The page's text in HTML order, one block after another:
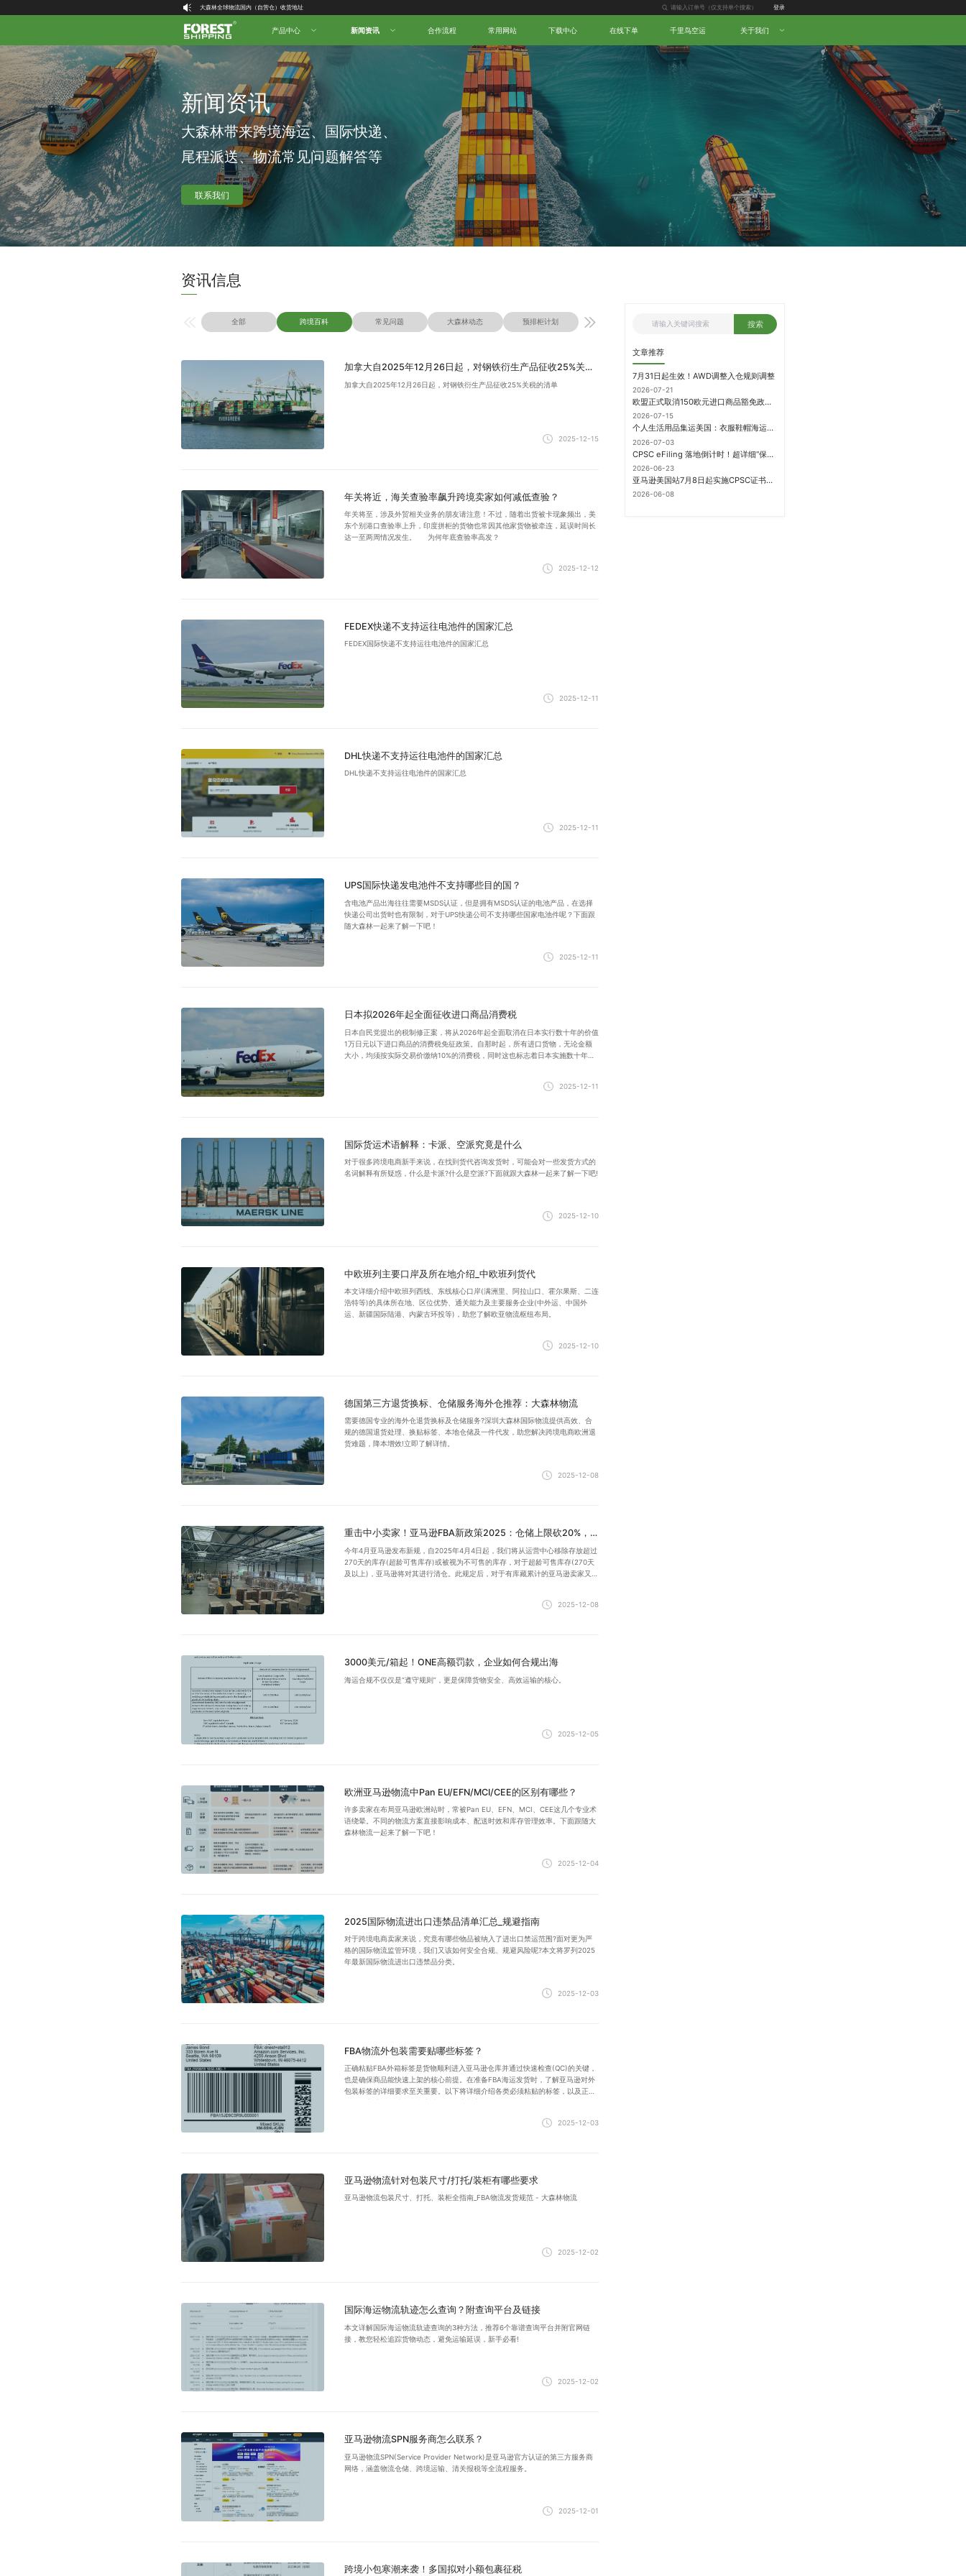
大森林全球物流国内（自营仓）收货地址
大森林16周年庆福利就位，超多好礼等你拿！
登录
产品中心 新闻资讯 合作流程 常用网站 下载中心 在线下单 千里鸟空运 关于我们
新闻资讯
大森林带来跨境海运、国际快递、
尾程派送、物流常见问题解答等
联系我们
资讯信息
全部 跨境百科 常见问题 大森林动态 预排柜计划
加拿大自2025年12月26日起，对钢铁衍生产品征收25%关税的清单
加拿大自2025年12月26日起，对钢铁衍生产品征收25%关税的清单
2025-12-15
年关将近，海关查验率飙升跨境卖家如何减低查验？
年关将至，涉及外贸相关业务的朋友请注意！不过，随着出货被卡现象频出，美
东个别港口查验率上升，印度拼柜的货物也常因其他家货物被牵连，延误时间长
达一至两周情况发生。 为何年底查验率高发？
2025-12-12
FEDEX快递不支持运往电池件的国家汇总
FEDEX国际快递不支持运往电池件的国家汇总
2025-12-11
DHL快递不支持运往电池件的国家汇总
DHL快递不支持运往电池件的国家汇总
2025-12-11
UPS国际快递发电池件不支持哪些目的国？
含电池产品出海往往需要MSDS认证，但是拥有MSDS认证的电池产品，在选择
快递公司出货时也有限制，对于UPS快递公司不支持哪些国家电池件呢？下面跟
随大森林一起来了解一下吧！
2025-12-11
日本拟2026年起全面征收进口商品消费税
日本自民党提出的税制修正案，将从2026年起全面取消在日本实行数十年的价值
1万日元以下进口商品的消费税免征政策。自那时起，所有进口货物，无论金额
大小，均须按实际交易价缴纳10%的消费税，同时这也标志着日本实施数十年的
2025-12-11
国际货运术语解释：卡派、空派究竟是什么
对于很多跨境电商新手来说，在找到货代咨询发货时，可能会对一些发货方式的
名词解释有所疑惑，什么是卡派?什么是空派?下面就跟大森林一起来了解一下吧!
2025-12-10
中欧班列主要口岸及所在地介绍_中欧班列货代
本文详细介绍中欧班列西线、东线核心口岸(满洲里、阿拉山口、霍尔果斯、二连
浩特等)的具体所在地、区位优势、通关能力及主要服务企业(中外运、中国外
运、新疆国际陆港、内蒙古环投等)，助您了解欧亚物流枢纽布局。
2025-12-10
德国第三方退货换标、仓储服务海外仓推荐：大森林物流
需要德国专业的海外仓退货换标及仓储服务?深圳大森林国际物流提供高效、合
规的德国退货处理、换贴标签、本地仓储及一件代发，助您解决跨境电商欧洲退
货难题，降本增效!立即了解详情。
2025-12-08
重击中小卖家！亚马逊FBA新政策2025：仓储上限砍20%，突击清库存
今年4月亚马逊发布新规，自2025年4月4日起，我们将从运营中心移除存放超过
270天的库存(超龄可售库存)或被视为不可售的库存，对于超龄可售库存(270天
及以上)，亚马逊将对其进行清仓。此规定后，对于有库藏累计的亚马逊卖家又该
2025-12-08
3000美元/箱起！ONE高额罚款，企业如何合规出海
海运合规不仅仅是“遵守规则”，更是保障货物安全、高效运输的核心。
2025-12-05
欧洲亚马逊物流中Pan EU/EFN/MCI/CEE的区别有哪些？
许多卖家在布局亚马逊欧洲站时，常被Pan EU、EFN、MCI、CEE这几个专业术
语绕晕。不同的物流方案直接影响成本、配送时效和库存管理效率。下面跟随大
森林物流一起来了解一下吧！
2025-12-04
2025国际物流进出口违禁品清单汇总_规避指南
对于跨境电商卖家来说，究竟有哪些物品被纳入了进出口禁运范围?面对更为严
格的国际物流监管环境，我们又该如何安全合规、规避风险呢?本文将罗列2025
年最新国际物流进出口违禁品分类。
2025-12-03
FBA物流外包装需要贴哪些标签？
正确粘贴FBA外箱标签是货物顺利进入亚马逊仓库并通过快速检查(QC)的关键，
也是确保商品能快速上架的核心前提。在准备FBA海运发货时，了解亚马逊对外
包装标签的详细要求至关重要。以下将详细介绍各类必须粘贴的标签，以及正确
2025-12-03
亚马逊物流针对包装尺寸/打托/装柜有哪些要求
亚马逊物流包装尺寸、打托、装柜全指南_FBA物流发货规范 - 大森林物流
2025-12-02
国际海运物流轨迹怎么查询？附查询平台及链接
本文详解国际海运物流轨迹查询的3种方法，推荐6个靠谱查询平台并附官网链
接，教您轻松追踪货物动态，避免运输延误，新手必看!
2025-12-02
亚马逊物流SPN服务商怎么联系？
亚马逊物流SPN(Service Provider Network)是亚马逊官方认证的第三方服务商
网络，涵盖物流仓储、跨境运输、清关报税等全流程服务。
2025-12-01
跨境小包寒潮来袭！多国拟对小额包裹征税
搜索
文章推荐
7月31日起生效！AWD调整入仓规则调整
2026-07-21
欧盟正式取消150欧元进口商品豁免政策，每件加征3欧元进口关税
2026-07-15
个人生活用品集运美国：衣服鞋帽海运计费方式
2026-07-03
CPSC eFiling 落地倒计时！超详细“保姆级”实操指南来了！
2026-06-23
亚马逊美国站7月8日起实施CPSC证书电子申报要求，FBA受管制商品需提前申报
2026-06-08